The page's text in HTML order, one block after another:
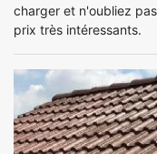
charger et n'oubliez
prix très intéressants.